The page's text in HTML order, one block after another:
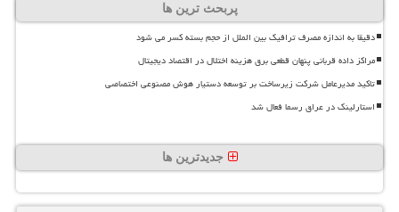
پربحث ترین ها
دقیقا به اندازه مصرف ترافیک بین الملل از حجم بسته کسر می شود
مراکز داده قربانی پنهان قطعی برق هزینه اختلال در اقتصاد دیجیتال
تاکید مدیرعامل شرکت زیرساخت بر توسعه دستیار هوش مصنوعی اختصاصی
استارلینک در عراق رسما فعال شد
جدیدترین ها